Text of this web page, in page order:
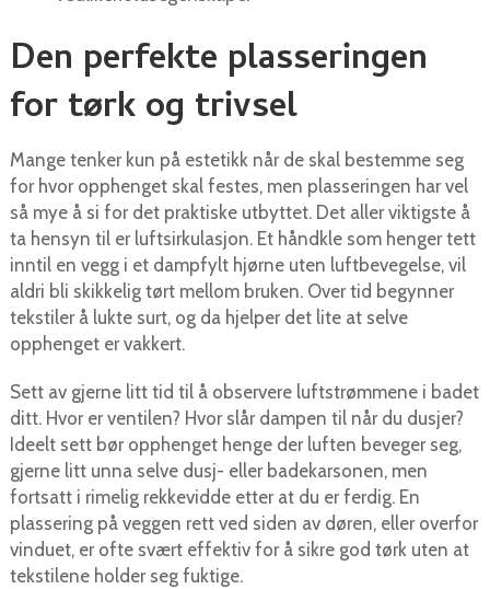
Den perfekte plasseringen
for tørk og trivsel
Mange tenker kun på estetikk når de skal bestemme seg
for hvor opphenget skal festes, men plasseringen har vel
så mye å si for det praktiske utbyttet. Det aller viktigste å
ta hensyn til er luftsirkulasjon. Et håndkle som henger tett
inntil en vegg i et dampfylt hjørne uten luftbevegelse, vil
aldri bli skikkelig tørt mellom bruken. Over tid begynner
tekstiler å lukte surt, og da hjelper det lite at selve
opphenget er vakkert.
Sett av gjerne litt tid til å observere luftstrømmene i badet
ditt. Hvor er ventilen? Hvor slår dampen til når du dusjer?
Ideelt sett bør opphenget henge der luften beveger seg,
gjerne litt unna selve dusj- eller badekarsonen, men
fortsatt i rimelig rekkevidde etter at du er ferdig. En
plassering på veggen rett ved siden av døren, eller overfor
vinduet, er ofte svært effektiv for å sikre god tørk uten at
tekstilene holder seg fuktige.